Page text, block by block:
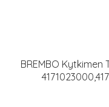
BREMBO Kytkimen